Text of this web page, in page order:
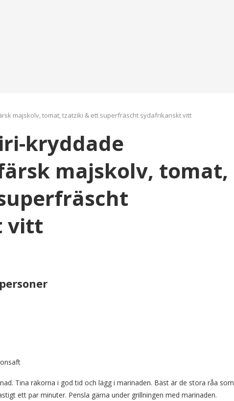
majskolv, tomat, tzatziki & ett superfräscht sydafrikanskt vitt
kryddade
majskolv, tomat,
vitt
Tina räkorna i god tid och lägg i marinaden. Bäst är de stora råa som
ett par minuter. Pensla gärna under grillningen med marinaden.